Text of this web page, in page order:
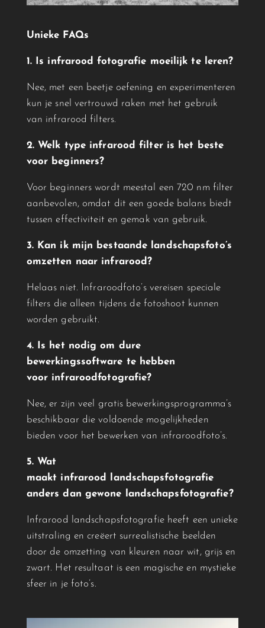
Unieke FAQs
1. Is infrarood fotografie moeilijk te leren?
Nee, met een beetje oefening en experimenteren
kun je snel vertrouwd raken met het gebruik
van infrarood filters.
2. Welk type infrarood filter is het beste
voor beginners?
Voor beginners wordt meestal een 720 nm filter
aanbevolen, omdat dit een goede balans biedt
tussen effectiviteit en gemak van gebruik.
3. Kan ik mijn bestaande landschapsfoto’s
omzetten naar infrarood?
Helaas niet. Infraroodfoto’s vereisen speciale
filters die alleen tijdens de fotoshoot kunnen
worden gebruikt.
4. Is het nodig om dure
bewerkingssoftware te hebben
voor infraroodfotografie?
Nee, er zijn veel gratis bewerkingsprogramma’s
beschikbaar die voldoende mogelijkheden
bieden voor het bewerken van infraroodfoto’s.
5. Wat
maakt infrarood
landschapsfotografie
anders dan gewone landschapsfotografie?
Infrarood
landschapsfotografie heeft een unieke
uitstraling en creëert surrealistische beelden
door de omzetting van kleuren naar wit, grijs en
zwart. Het resultaat is een magische en mystieke
sfeer in je foto’s.